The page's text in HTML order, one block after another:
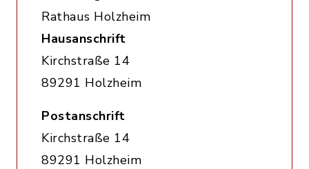
Rathaus Holzheim
Hausanschrift
Kirchstraße 14
89291 Holzheim
Postanschrift
Kirchstraße 14
89291 Holzheim